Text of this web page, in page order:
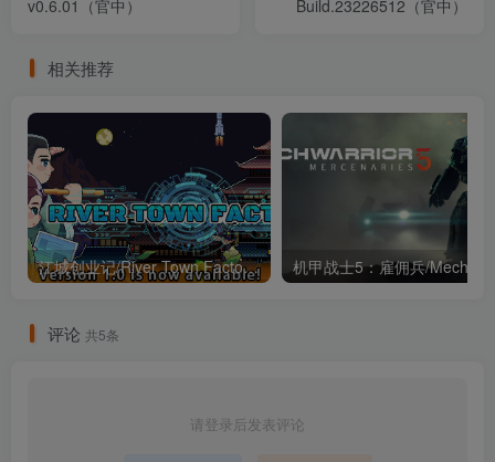
v0.6.01（官中）
Build.23226512（官中）
相关推荐
江城创业记/River Town Factory v1.1.4.0924.1 附报错解决组件（官中）
评论 共5条
请登录后发表评论